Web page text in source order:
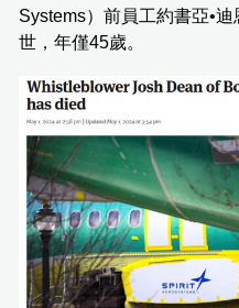
Systems）前員工約書亞•
世，年僅45歲。